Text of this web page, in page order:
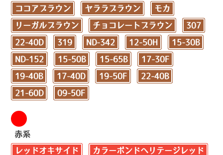
ココアブラウン ヤララブラウン モカ
リーガルブラウン チョコレートブラウン 307
22-40D 319 ND-342 12-50H 15-30B
ND-152 15-50B 15-65B 17-30F
19-40B 17-40D 19-50F 22-40B
21-60D 09-50F
赤系
レッドオキサイド カラーボンドヘリテージレッド